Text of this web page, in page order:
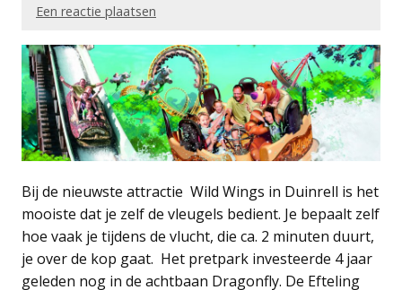
Een reactie plaatsen
Bij de nieuwste attractie Wild Wings in Duinrell is het
mooiste dat je zelf de vleugels bedient. Je bepaalt zelf
hoe vaak je tijdens de vlucht, die ca. 2 minuten duurt,
je over de kop gaat. Het pretpark investeerde 4 jaar
geleden nog in de achtbaan Dragonfly. De Efteling